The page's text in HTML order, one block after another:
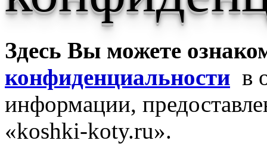
Здесь Вы можете
конфиденциальности в
информации,
«koshki-koty.ru».